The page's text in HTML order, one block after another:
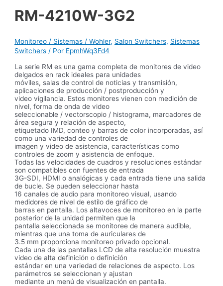
RM-4210W-3G2
Monitoreo / Sistemas / Wohler, Salon Switchers, Sistemas
Switchers / Por EpmhWq3Fd4
La serie RM es una gama completa de monitores de video
delgados en rack ideales para unidades
móviles, salas de control de noticias y transmisión,
aplicaciones de producción / postproducción y
video vigilancia. Estos monitores vienen con medición de
nivel, forma de onda de video
seleccionable / vectorscopio / histograma, marcadores de
área segura y relación de aspecto,
etiquetado IMD, conteo y barras de color incorporadas, así
como una variedad de controles de
imagen y video de asistencia, características como
controles de zoom y asistencia de enfoque.
Todas las velocidades de cuadros y resoluciones estándar
son compatibles con fuentes de entrada
3G-SDI, HDMI o analógicas y cada entrada tiene una salida
de bucle. Se pueden seleccionar hasta
16 canales de audio para monitoreo visual, usando
medidores de nivel de estilo de gráfico de
barras en pantalla. Los altavoces de monitoreo en la parte
posterior de la unidad permiten que la
pantalla seleccionada se monitoree de manera audible,
mientras que una toma de auriculares de
3.5 mm proporciona monitoreo privado opcional.
Cada una de las pantallas LCD de alta resolución muestra
video de alta definición o definición
estándar en una variedad de relaciones de aspecto. Los
parámetros se seleccionan y ajustan
mediante un menú de visualización en pantalla.